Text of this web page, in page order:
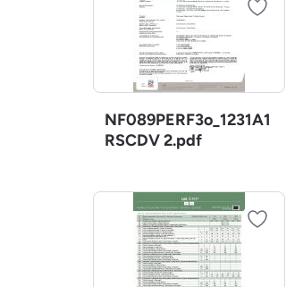
NF089PERF3o_1231A1
RSCDV 2.pdf